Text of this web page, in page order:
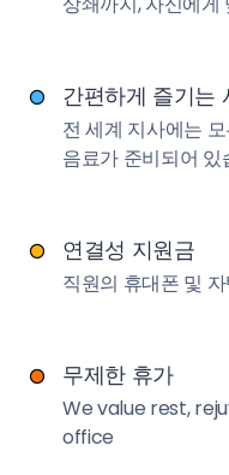
간편하게 즐기는
전 세계 지사에는
음료가 준비되어 있
연결성 지원금
직원의 휴대폰 및
무제한 휴가
We value rest,
office